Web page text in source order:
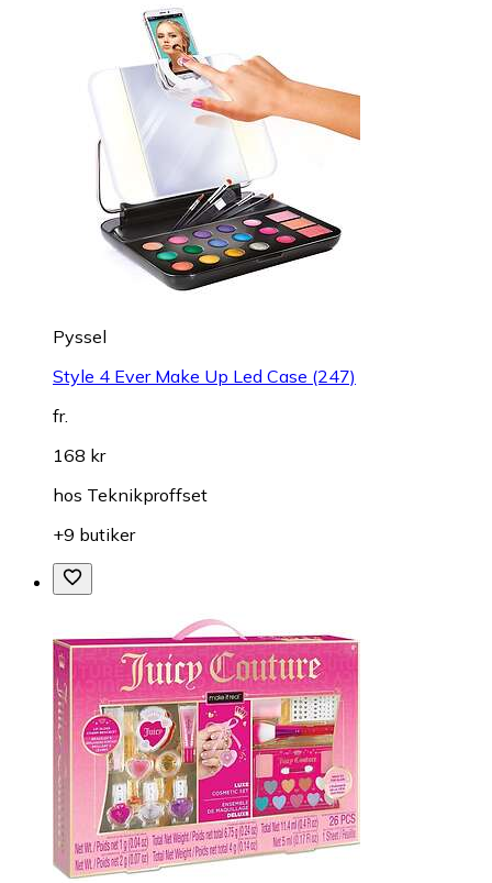
Pyssel
Style 4 Ever Make Up Led Case (247)
fr.
168 kr
hos Teknikproffset
+9 butiker